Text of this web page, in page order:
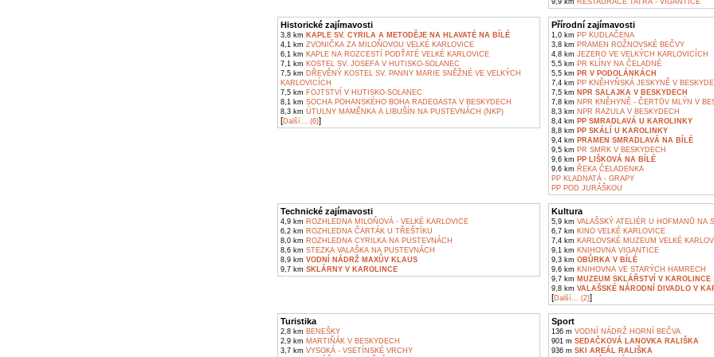
9,9 km RESTAURACE TATRA - VIGANTICE
Historické zajímavosti
3,8 km KAPLE SV. CYRILA A METODĚJE NA HLAVATÉ NA BÍLÉ
4,1 km ZVONIČKA ZA MILOŇOVOU VELKÉ KARLOVICE
6,1 km KAPLE NA ROZCESTÍ PODŤATÉ VELKÉ KARLOVICE
7,1 km KOSTEL SV. JOSEFA V HUTISKO-SOLANEC
7,5 km DŘEVĚNÝ KOSTEL SV. PANNY MARIE SNĚŽNÉ VE VELKÝCH
KARLOVICÍCH
7,5 km FOJTSTVÍ V HUTISKO-SOLANEC
8,1 km SOCHA POHANSKÉHO BOHA RADEGASTA V BESKYDECH
8,3 km ÚTULNY MAMĚNKA A LIBUŠÍN NA PUSTEVNÁCH (NKP)
[Další... (6)]
Přírodní zajímavosti
1,0 km PP KUDLAČENA
3,8 km PRAMEN ROŽNOVSKÉ BEČVY
4,8 km JEZERO VE VELKÝCH KARLOVICÍCH
5,5 km PR KLÍNY NA ČELADNÉ
5,5 km PR V PODOLÁNKÁCH
7,4 km PP KNĚHYŇSKÁ JESKYNĚ V
7,5 km NPR SALAJKA V BESKYDECH
7,8 km NPR KNĚHYNĚ - ČERTŮV MLÝN V
8,3 km NPR RAZULA V BESKYDECH
8,4 km PP SMRADLAVÁ U KAROLINKY
8,8 km PP SKÁLÍ U KAROLINKY
9,4 km PRAMEN SMRADLAVÁ NA BÍLÉ
9,5 km PR SMRK V BESKYDECH
9,6 km PP LIŠKOVÁ NA BÍLÉ
9,6 km ŘEKA ČELADENKA
PP KLADNATÁ - GRAPY
PP POD JURÁŠKOU
Technické zajímavosti
4,9 km ROZHLEDNA MILOŇOVÁ - VELKÉ KARLOVICE
6,2 km ROZHLEDNA ČARTÁK U TŘEŠTÍKU
8,0 km ROZHLEDNA CYRILKA NA PUSTEVNÁCH
8,6 km STEZKA VALAŠKA NA PUSTEVNÁCH
8,9 km VODNÍ NÁDRŽ MAXŮV KLAUS
9,7 km SKLÁRNY V KAROLINCE
Kultura
5,9 km VALAŠSKÝ ATELIÉR U HOFMANŮ NA
6,7 km KINO VELKÉ KARLOVICE
7,4 km KARLOVSKÉ MUZEUM VELKÉ
9,1 km KNIHOVNA VIGANTICE
9,3 km OBŮRKA V BÍLÉ
9,6 km KNIHOVNA VE STARÝCH HAMRECH
9,7 km MUZEUM SKLÁŘSTVÍ V KAROLINCE
9,8 km VALAŠSKÉ NÁRODNÍ DIVADLO V
[Další... (2)]
Turistika
2,8 km BENEŠKY
2,9 km MARTIŇÁK V BESKYDECH
3,7 km VYSOKÁ - VSETÍNSKÉ VRCHY
Sport
136 m VODNÍ NÁDRŽ HORNÍ BEČVA
901 m SEDAČKOVÁ LANOVKA RALIŠKA
936 m SKI AREÁL RALIŠKA